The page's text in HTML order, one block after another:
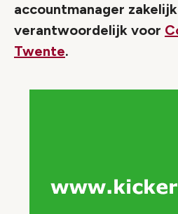
accountmanager
verantwoordelijk voor
Twente.